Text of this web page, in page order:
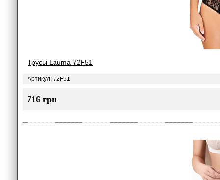
Трусы Lauma 72F51
Артикул: 72F51
716 грн